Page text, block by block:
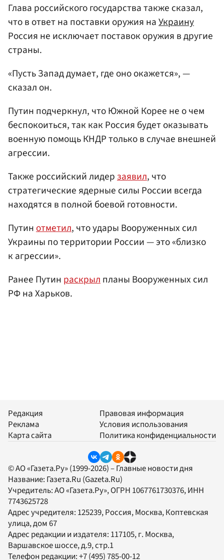
Глава российского государства также сказал,
что в ответ на поставки оружия наУкраину
Россия не исключает поставок оружия в другие
страны.
«Пусть Запад думает, где оно окажется», —
сказал он.
Путин подчеркнул, что Южной Корее не о чем
беспокоиться, так как Россия будет оказывать
военную помощь КНДР только в случае внешней
агрессии.
Также российский лидерзаявил, что
стратегические ядерные силы России всегда
находятся в полной боевой готовности.
Путинотметил, что удары Вооруженных сил
Украины по территории России — это «близко
к агрессии».
Ранее Путин раскрылпланы Вооруженных сил
РФ на Харьков.
Редакция
Реклама
Карта сайта
Правовая информация
Условия использования
Политика конфиденциальности
© АО «Газета.Ру» (1999-2026) – Главные новости дня
Название: Газета.Ru (Gazeta.Ru)
Учредитель:АО «Газета.Ру», ОГРН 1067761730376, ИНН
7743625728
Адрес учредителя: 125239, Россия, Москва, Коптевская
улица, дом 67
Адрес редакции и издателя: 117105, г. Москва,
Варшавское шоссе, д.9, стр.1
Телефон редакции:+7 (495) 785-00-12